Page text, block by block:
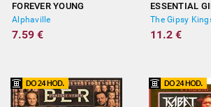
FOREVER YOUNG
Alphaville
7.59 €
ESSENTIAL
The Gipsy
11.2 €